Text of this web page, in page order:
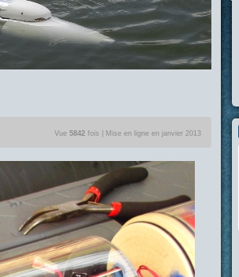
Vue 5842 fois | Mise en ligne en janvier 2013